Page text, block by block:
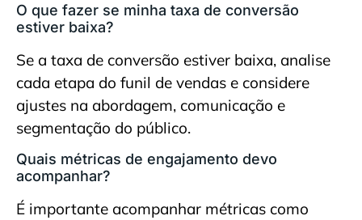
O que fazer se minha taxa de conversão
estiver baixa?
Se a taxa de conversão estiver baixa, analise
cada etapa do funil de vendas e considere
ajustes na abordagem, comunicação e
segmentação do público.
Quais métricas de engajamento devo
acompanhar?
É importante acompanhar métricas como